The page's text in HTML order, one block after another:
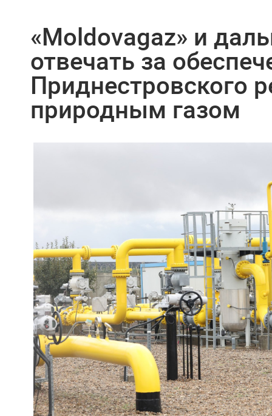
«Moldovagaz» и
отвечать за
Приднестровского
природным газом